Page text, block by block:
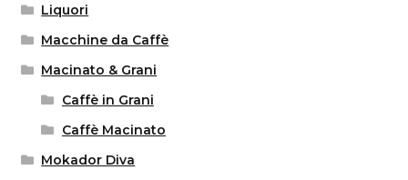
Liquori
Macchine da Caffè
Macinato & Grani
Caffè in Grani
Caffè Macinato
Mokador Diva